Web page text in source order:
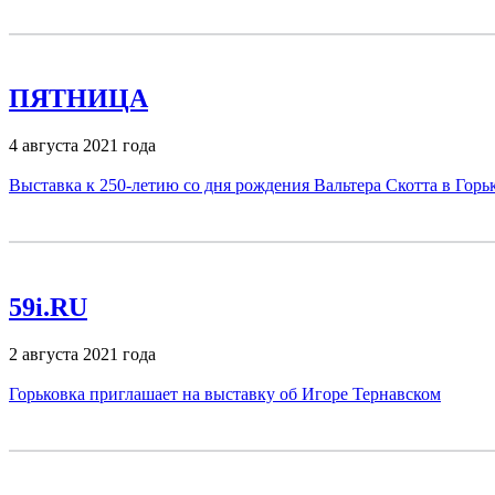
ПЯТНИЦА
4 августа 2021 года
Выставка к 250-летию со дня рождения Вальтера Скотта в
59i.RU
2 августа 2021 года
Горьковка приглашает на выставку об Игоре Тернавском